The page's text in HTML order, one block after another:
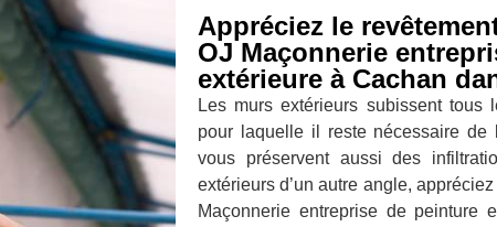
Appréciez le
OJ Maçonnerie
extérieure à Cachan
Les murs extérieurs subissent tous
pour laquelle il reste nécessaire de
vous préservent aussi des
extérieurs d’un autre angle,
Maçonnerie entreprise de peinture